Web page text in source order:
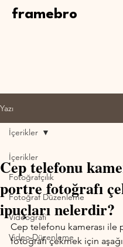
framebro
Yazı
İçerikler
Fotoğrafçılık
Fotoğraf Düzenleme
Videografi
Video Düzenleme
İçerikler
Cep telefonu
portre fotoğrafı
ipuçları nelerdir?
Cep telefonu kamerası ile
fotoğrafı çekmek için